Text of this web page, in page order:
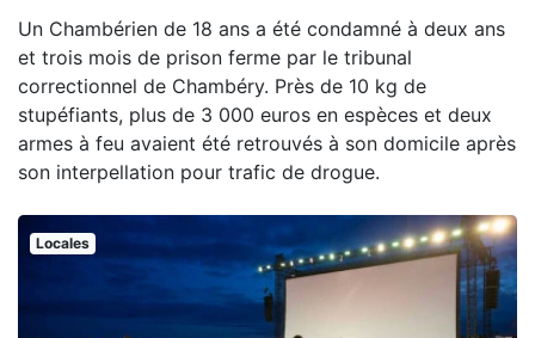
Un Chambérien de 18 ans a été condamné à deux ans
et trois mois de prison ferme par le tribunal
correctionnel de Chambéry. Près de 10 kg de
stupéfiants, plus de 3 000 euros en espèces et deux
armes à feu avaient été retrouvés à son domicile après
son interpellation pour trafic de drogue.
Locales